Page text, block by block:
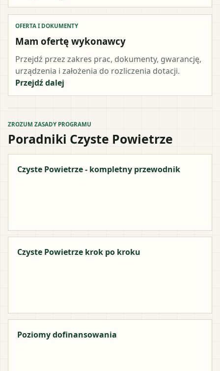
OFERTA I DOKUMENTY
Mam ofertę wykonawcy
Przejdź przez zakres prac, dokumenty, gwarancję,
urządzenia i założenia do rozliczenia dotacji.
Przejdź dalej
ZROZUM ZASADY PROGRAMU
Poradniki Czyste Powietrze
Czyste Powietrze - kompletny przewodnik
Czyste Powietrze krok po kroku
Poziomy dofinansowania